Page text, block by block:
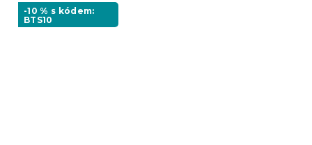
-10 % s kódem:
BTS10